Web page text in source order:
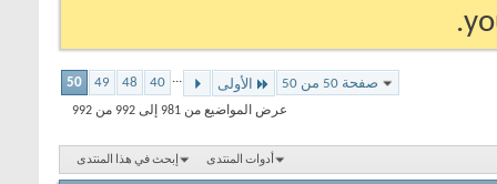
صفحة 50 من 50 الأولى ...
40
48
49
50
عرض المواضيع من 981 إلى 992 من 992
أدوات المنتدى إبحث في هذا المنتدى